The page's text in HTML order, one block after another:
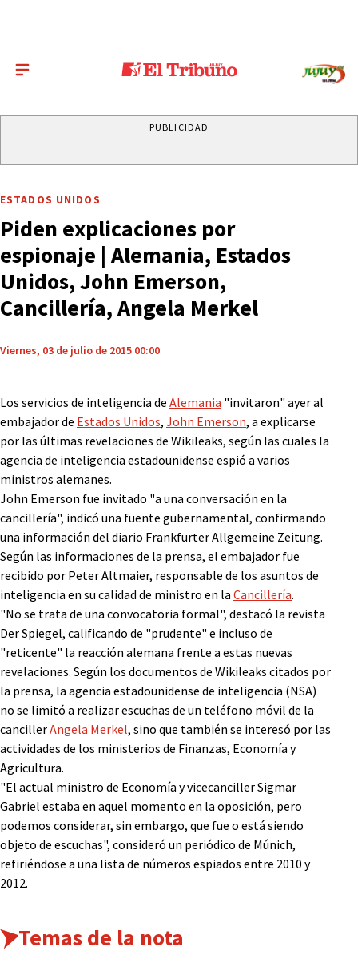
PUBLICIDAD
ESTADOS UNIDOS
Piden explicaciones por
espionaje | Alemania, Estados
Unidos, John Emerson,
Cancillería, Angela Merkel
Viernes, 03 de julio de 2015 00:00
Los servicios de inteligencia de Alemania "invitaron" ayer al
embajador de Estados Unidos, John Emerson, a explicarse
por las últimas revelaciones de Wikileaks, según las cuales la
agencia de inteligencia estadounidense espió a varios
ministros alemanes.
John Emerson fue invitado "a una conversación en la
cancillería", indicó una fuente gubernamental, confirmando
una información del diario Frankfurter Allgemeine Zeitung.
Según las informaciones de la prensa, el embajador fue
recibido por Peter Altmaier, responsable de los asuntos de
inteligencia en su calidad de ministro en la Cancillería.
"No se trata de una convocatoria formal", destacó la revista
Der Spiegel, calificando de "prudente" e incluso de
"reticente" la reacción alemana frente a estas nuevas
revelaciones. Según los documentos de Wikileaks citados por
la prensa, la agencia estadounidense de inteligencia (NSA)
no se limitó a realizar escuchas de un teléfono móvil de la
cancillerAngela Merkel, sino que también se interesó por las
actividades de los ministerios de Finanzas, Economía y
Agricultura.
"El actual ministro de Economía y vicecanciller Sigmar
Gabriel estaba en aquel momento en la oposición, pero
podemos considerar, sin embargo, que fue o está siendo
objeto de escuchas", consideró un periódico de Múnich,
refiriéndose a una lista de números espiados entre 2010 y
2012.
Temas de la nota